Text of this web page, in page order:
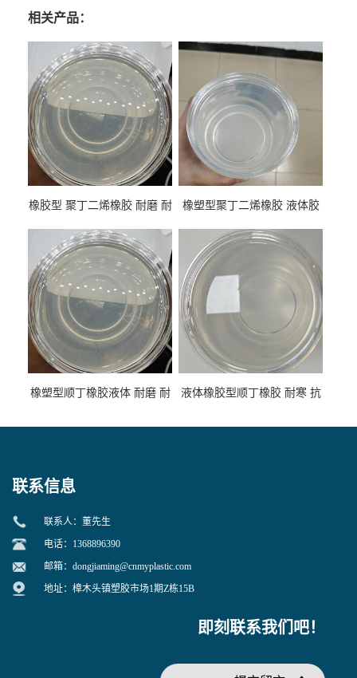
相关产品：
橡胶型 聚丁二烯橡胶 耐磨 耐
性
橡塑型聚丁二烯橡胶 液体胶
专用
橡塑型顺丁橡胶液体 耐磨 耐
液体橡胶型顺丁橡胶 耐寒 抗
联系信息
联系人：董先生
电话：1368896390
邮箱： dongjiaming@cnmyplastic.com
地址：樟木头镇塑胶市场1期Z栋15B
即刻联系我们吧！